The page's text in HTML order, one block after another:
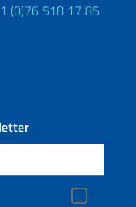
(0)76 518 17 85